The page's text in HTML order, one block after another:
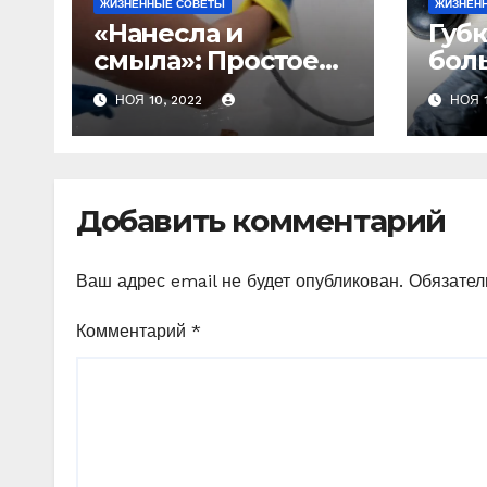
ЖИЗНЕННЫЕ СОВЕТЫ
«Нанесла и
смыла»: Простое
домашнее
средство, после
которого, даже
новая
НОЯ 10, 2022
как
НОЯ
Добавить комментарий
Ваш адрес email не будет опубликован.
Комментарий *